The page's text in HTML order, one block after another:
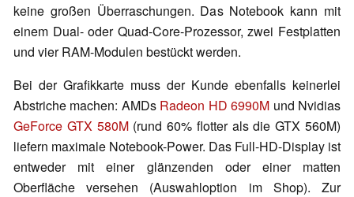
keine großen Überraschungen. Das Notebook kann mit
einem Dual- oder Quad-Core-Prozessor, zwei Festplatten
und vier RAM-Modulen bestückt werden.
Bei der Grafikkarte muss der Kunde ebenfalls keinerlei
Abstriche machen: AMDs Radeon HD 6990M und Nvidias
GeForce GTX 580M(rund 60% flotter als die GTX 560M)
liefern maximale Notebook-Power. Das Full-HD-Display ist
entweder mit einer glänzenden oder einer matten
Oberfläche versehen (Auswahloption im Shop). Zur